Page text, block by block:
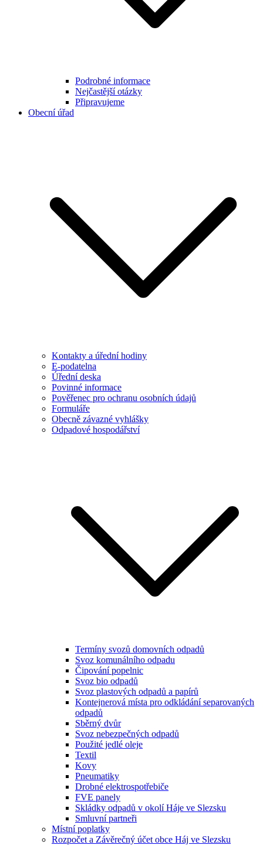
Podrobné informace
Nejčastější otázky
Připravujeme
Obecní úřad
Kontakty a úřední hodiny
E-podatelna
Úřední deska
Povinné informace
Pověřenec pro ochranu osobních údajů
Formuláře
Obecně závazné vyhlášky
Odpadové hospodářství
Termíny svozů domovních odpadů
Svoz komunálního odpadu
Čipování popelnic
Svoz bio odpadů
Svoz plastových odpadů a papírů
Kontejnerová místa pro odkládání separovaných
odpadů
Sběrný dvůr
Svoz nebezpečných odpadů
Použité jedlé oleje
Textil
Kovy
Pneumatiky
Drobné elektrospotřebiče
FVE panely
Skládky odpadů v okolí Háje ve Slezsku
Smluvní partneři
Místní poplatky
Rozpočet a Závěrečný účet obce Háj ve Slezsku